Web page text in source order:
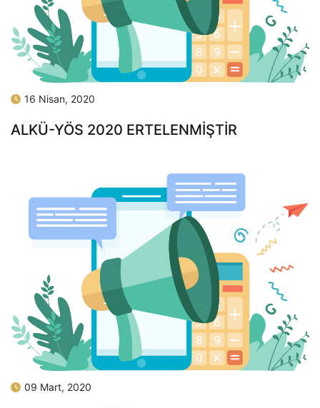
16 Nisan, 2020
ALKÜ-YÖS 2020 ERTELENMİŞTİR
09 Mart, 2020